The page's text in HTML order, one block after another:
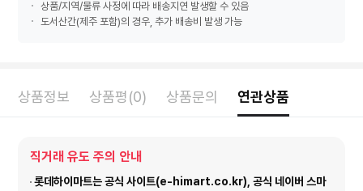
상품/지역/물류 사정에 따라 배송지연 발생할 수 있음
도서산간(제주 포함)의 경우, 추가 배송비 발생 가능
상품정보 상품평(0) 상품문의 연관상품
직거래 유도 주의 안내
롯데하이마트는 공식 사이트(e-himart.co.kr), 공식 네이버 스마